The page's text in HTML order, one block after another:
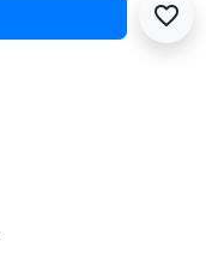
favorite_border